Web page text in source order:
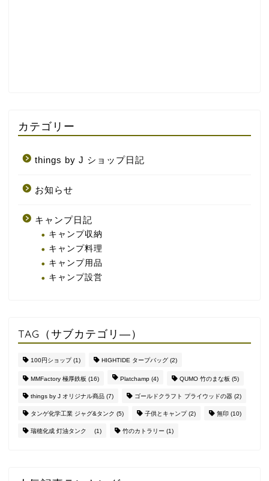
カテゴリー
things by J ショップ日記
お知らせ
キャンプ日記
キャンプ収納
キャンプ料理
キャンプ用品
キャンプ設営
TAG（サブカテゴリ―）
100円ショップ(1) HIGHTIDE タープバッグ (2)
MMFactory 極厚鉄板 (16) Platchamp (4) QUMO 竹のまな板 (5)
things by J オリジナル商品 (7) ゴールドクラフト プライウッドの器 (2)
タンゲ化学工業 ジャグ&タンク (5) 子供とキャンプ(2) 無印 (10)
瑞穂化成 灯油タンク (1) 竹のカトラリー (1)